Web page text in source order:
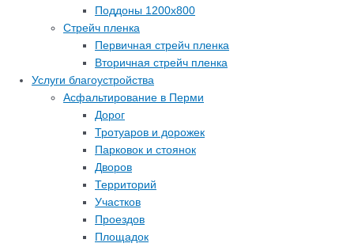
Поддоны 1200х800
Стрейч пленка
Первичная стрейч пленка
Вторичная стрейч пленка
Услуги благоустройства
Асфальтирование в Перми
Дорог
Тротуаров и дорожек
Парковок и стоянок
Дворов
Территорий
Участков
Проездов
Площадок